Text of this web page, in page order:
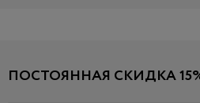
ПОСТОЯННАЯ СКИДКА